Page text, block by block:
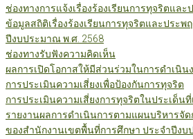
ช่องทางการแจ้งเรื่องร้องเรียนการทุจริตแล
ข้อมูลสถิติเรื่องร้องเรียนการทุจริตและประพ
ปีงบประมาณ พ.ศ. 2568
ช่องทางรับฟังความคิดเห็น
ผลการเปิดโอกาสให้มีส่วนร่วมในการดำเนิ
การประเมินความเสี่ยงเพื่อป้องกันการทุจริต
การประเมินความเสี่ยงการทุจริตในประเด็น
รายงานผลการดำเนินการตามแผนบริหารจัด
ของสำนักงานเขตพื้นที่การศึกษา ประจำปีงบ